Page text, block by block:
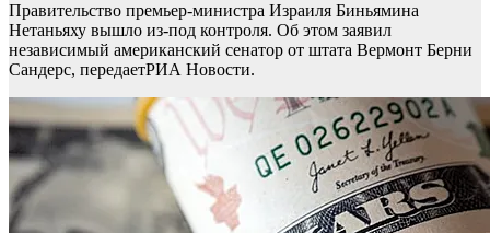
Правительство премьер-министра Израиля Биньямина
Нетаньяху вышло из-под контроля. Об этом заявил
независимый американский сенатор от штата Вермонт Берни
Сандерс, передаетРИА Новости.